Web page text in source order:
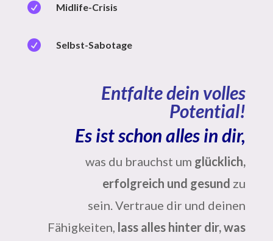
 Midlife-Crisis
 Selbst-Sabotage
Entfalte dein volles
Potential!
Es ist schon alles in dir,
was du brauchst um glücklich,
erfolgreich und gesund zu
sein.Vertraue dir und deinen
Fähigkeiten, lass alles hinter dir, was